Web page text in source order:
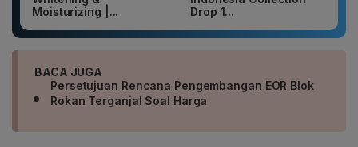
Moisturizing |...
Drop 1...
BACA JUGA
Persetujuan Rencana Pengembangan EOR Blok
Rokan Terganjal Soal Harga